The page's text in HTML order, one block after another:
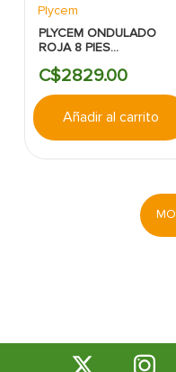
Plycem
PLYCEM ONDULADO
ROJA 8 PIES
EC
C$2829.00
Añadir al carrito